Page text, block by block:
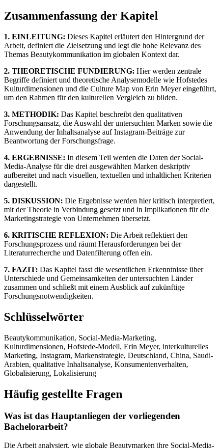
Zusammenfassung der Kapitel
1. EINLEITUNG: Dieses Kapitel erläutert den Hintergrund der
Arbeit, definiert die Zielsetzung und legt die hohe Relevanz des
Themas Beautykommunikation im globalen Kontext dar.
2. THEORETISCHE FUNDIERUNG: Hier werden zentrale
Begriffe definiert und theoretische Analysemodelle wie Hofstedes
Kulturdimensionen und die Culture Map von Erin Meyer eingeführt,
um den Rahmen für den kulturellen Vergleich zu bilden.
3. METHODIK: Das Kapitel beschreibt den qualitativen
Forschungsansatz, die Auswahl der untersuchten Marken sowie die
Anwendung der Inhaltsanalyse auf Instagram-Beiträge zur
Beantwortung der Forschungsfrage.
4. ERGEBNISSE: In diesem Teil werden die Daten der Social-
Media-Analyse für die drei ausgewählten Marken deskriptiv
aufbereitet und nach visuellen, textuellen und inhaltlichen Kriterien
dargestellt.
5. DISKUSSION: Die Ergebnisse werden hier kritisch interpretiert,
mit der Theorie in Verbindung gesetzt und in Implikationen für die
Marketingstrategie von Unternehmen übersetzt.
6. KRITISCHE REFLEXION: Die Arbeit reflektiert den
Forschungsprozess und räumt Herausforderungen bei der
Literaturrecherche und Datenfilterung offen ein.
7. FAZIT: Das Kapitel fasst die wesentlichen Erkenntnisse über
Unterschiede und Gemeinsamkeiten der untersuchten Länder
zusammen und schließt mit einem Ausblick auf zukünftige
Forschungsnotwendigkeiten.
Schlüsselwörter
Beautykommunikation, Social-Media-Marketing,
Kulturdimensionen, Hofstede-Modell, Erin Meyer, interkulturelles
Marketing, Instagram, Markenstrategie, Deutschland, China, Saudi-
Arabien, qualitative Inhaltsanalyse, Konsumentenverhalten,
Globalisierung, Lokalisierung
Häufig gestellte Fragen
Was ist das Hauptanliegen der vorliegenden
Bachelorarbeit?
Die Arbeit analysiert, wie globale Beautymarken ihre Social-Media-